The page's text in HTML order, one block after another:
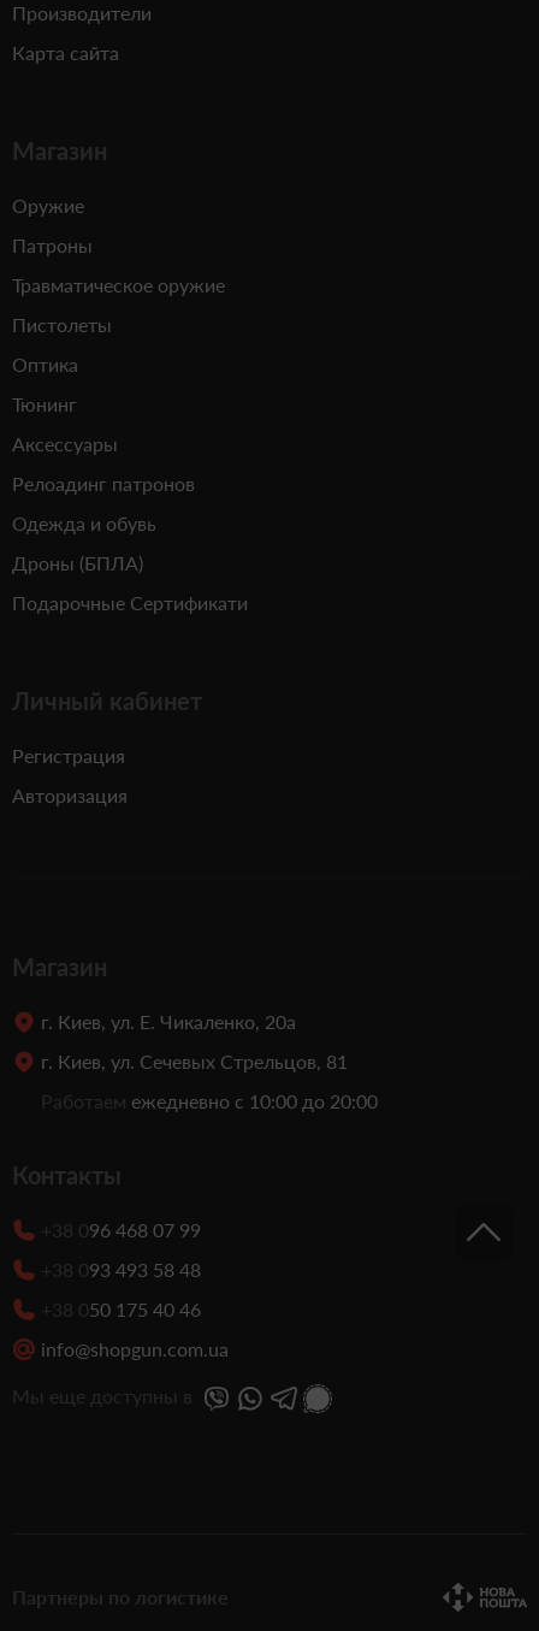
Производители
Карта сайта
Магазин
Оружие
Патроны
Травматическое оружие
Пистолеты
Оптика
Тюнинг
Аксессуары
Релоадинг патронов
Одежда и обувь
Дроны (БПЛА)
Подарочные Сертификати
Личный кабинет
Регистрация
Авторизация
Магазин
г. Киев, ул. Е. Чикаленко, 20а
г. Киев, ул. Сечевых Стрельцов, 81
Работаем ежедневно с 10:00 до 20:00
Контакты
+38 096 468 07 99
+38 093 493 58 48
+38 050 175 40 46
info@shopgun.com.ua
Мы еще доступны в
Партнеры по логистике